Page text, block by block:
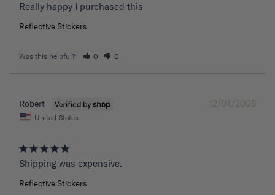
Reflective Stickers
Was this helpful? 0 0
12/01/2025
Robert
United States
Shipping was expensive.
Reflective Stickers